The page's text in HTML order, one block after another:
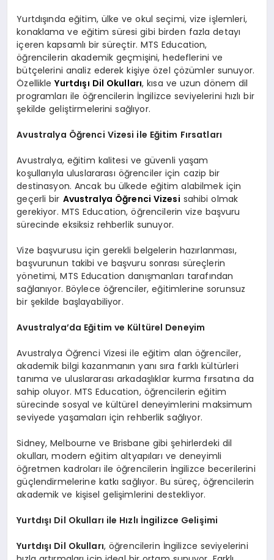
Yurtdışında eğitim, ülke ve okul seçimi, vize işlemleri,
konaklama ve eğitim süresi gibi birden fazla detayı
içeren kapsamlı bir süreçtir. MTS Education,
öğrencilerin akademik geçmişini, hedeflerini ve
bütçelerini analiz ederek kişiye özel çözümler sunuyor.
ÖzellikleYurtdışı Dil Okulları, kısa ve uzun dönem dil
programları ile öğrencilerin İngilizce seviyelerini hızlı bir
şekilde geliştirmelerini sağlıyor.
Avustralya Öğrenci Vizesi ile Eğitim Fırsatları
Avustralya, eğitim kalitesi ve güvenli yaşam
koşullarıyla uluslararası öğrenciler için cazip bir
destinasyon. Ancak bu ülkede eğitim alabilmek için
geçerli bir Avustralya Öğrenci Vizesi sahibi olmak
gerekiyor. MTS Education, öğrencilerin vize başvuru
sürecinde eksiksiz rehberlik sunuyor.
Vize başvurusu için gerekli belgelerin hazırlanması,
başvurunun takibi ve başvuru sonrası süreçlerin
yönetimi, MTS Education danışmanları tarafından
sağlanıyor. Böylece öğrenciler, eğitimlerine sorunsuz
bir şekilde başlayabiliyor.
Avustralya’da Eğitim ve Kültürel Deneyim
Avustralya Öğrenci Vizesi ile eğitim alan öğrenciler,
akademik bilgi kazanmanın yanı sıra farklı kültürleri
tanıma ve uluslararası arkadaşlıklar kurma fırsatına da
sahip oluyor. MTS Education, öğrencilerin eğitim
sürecinde sosyal ve kültürel deneyimlerini maksimum
seviyede yaşamaları için rehberlik sağlıyor.
Sidney, Melbourne ve Brisbane gibi şehirlerdeki dil
okulları, modern eğitim altyapıları ve deneyimli
öğretmen kadroları ile öğrencilerin İngilizce becerilerini
güçlendirmelerine katkı sağlıyor. Bu süreç, öğrencilerin
akademik ve kişisel gelişimlerini destekliyor.
Yurtdışı Dil Okulları ile Hızlı İngilizce Gelişimi
Yurtdışı Dil Okulları, öğrencilerin İngilizce seviyelerini